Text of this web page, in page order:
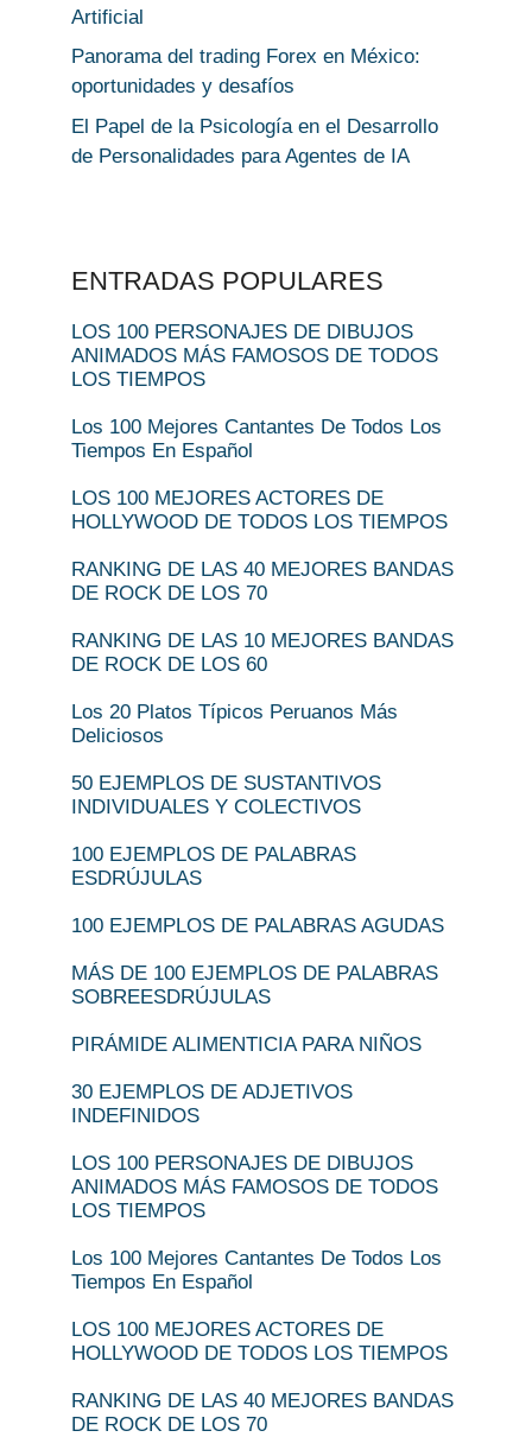
Artificial
Panorama del trading Forex en México:
oportunidades y desafíos
El Papel de la Psicología en el Desarrollo
de Personalidades para Agentes de IA
ENTRADAS POPULARES
LOS 100 PERSONAJES DE DIBUJOS
ANIMADOS MÁS FAMOSOS DE TODOS
LOS TIEMPOS
Los 100 Mejores Cantantes De Todos Los
Tiempos En Español
LOS 100 MEJORES ACTORES DE
HOLLYWOOD DE TODOS LOS TIEMPOS
RANKING DE LAS 40 MEJORES BANDAS
DE ROCK DE LOS 70
RANKING DE LAS 10 MEJORES BANDAS
DE ROCK DE LOS 60
Los 20 Platos Típicos Peruanos Más
Deliciosos
50 EJEMPLOS DE SUSTANTIVOS
INDIVIDUALES Y COLECTIVOS
100 EJEMPLOS DE PALABRAS
ESDRÚJULAS
100 EJEMPLOS DE PALABRAS AGUDAS
MÁS DE 100 EJEMPLOS DE PALABRAS
SOBREESDRÚJULAS
PIRÁMIDE ALIMENTICIA PARA NIÑOS
30 EJEMPLOS DE ADJETIVOS
INDEFINIDOS
LOS 100 PERSONAJES DE DIBUJOS
ANIMADOS MÁS FAMOSOS DE TODOS
LOS TIEMPOS
Los 100 Mejores Cantantes De Todos Los
Tiempos En Español
LOS 100 MEJORES ACTORES DE
HOLLYWOOD DE TODOS LOS TIEMPOS
RANKING DE LAS 40 MEJORES BANDAS
DE ROCK DE LOS 70